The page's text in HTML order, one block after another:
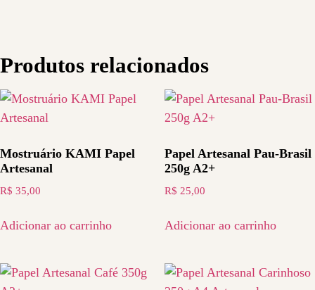
Produtos relacionados
Mostruário KAMI Papel
Artesanal
R$ 35,00
Adicionar ao carrinho
Papel Artesanal Pau-Brasil
250g A2+
R$ 25,00
Adicionar ao carrinho